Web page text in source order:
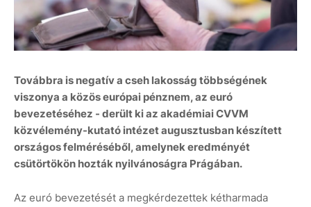
Továbbra is negatív a cseh lakosság többségének
viszonya a közös európai pénznem, az euró
bevezetéséhez - derült ki az akadémiai CVVM
közvélemény-kutató intézet augusztusban készített
országos felméréséből, amelynek eredményét
csütörtökön hozták nyilvánoságra Prágában.
Az euró bevezetését a megkérdezettek kétharmada